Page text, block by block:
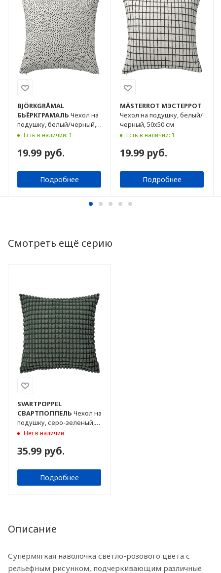
BJÖRKGRÅMAL
БЬЁРКГРАМАЛЬ Чехол на
подушку, белый/черный,
50x50 см
Есть в наличии: 1
19.99 руб.
Подробнее
MÄSTERROT МЭСТЕРРОТ
Чехол на подушку, белый/
черный, 50x50 см
Есть в наличии: 1
19.99 руб.
Подробнее
Смотреть ещё серию
SVARTPOPPEL
СВАРТПОППЕЛЬ Чехол на
подушку, серо-зеленый,
50x50 см
Нет в наличии
35.99 руб.
Подробнее
Описание
Супермягкая наволочка светло-розового цвета с
рельефным рисунком, подчеркивающим различные